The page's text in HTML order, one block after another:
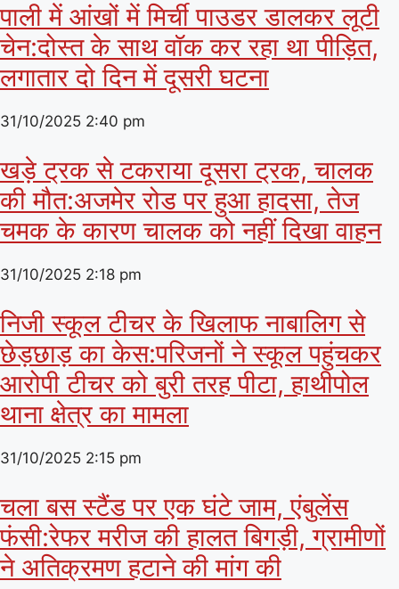
पाली में आंखों में मिर्ची पाउडर डालकर लूटी
चेन:दोस्त के साथ वॉक कर रहा था पीड़ित,
लगातार दो दिन में दूसरी घटना
31/10/2025 2:40 pm
खड़े ट्रक से टकराया दूसरा ट्रक, चालक
की मौत:अजमेर रोड पर हुआ हादसा, तेज
चमक के कारण चालक को नहीं दिखा वाहन
31/10/2025 2:18 pm
निजी स्कूल टीचर के खिलाफ नाबालिग से
छेड़छाड़ का केस:परिजनों ने स्कूल पहुंचकर
आरोपी टीचर को बुरी तरह पीटा, हाथीपोल
थाना क्षेत्र का मामला
31/10/2025 2:15 pm
चला बस स्टैंड पर एक घंटे जाम, एंबुलेंस
फंसी:रेफर मरीज की हालत बिगड़ी, ग्रामीणों
ने अतिक्रमण हटाने की मांग की